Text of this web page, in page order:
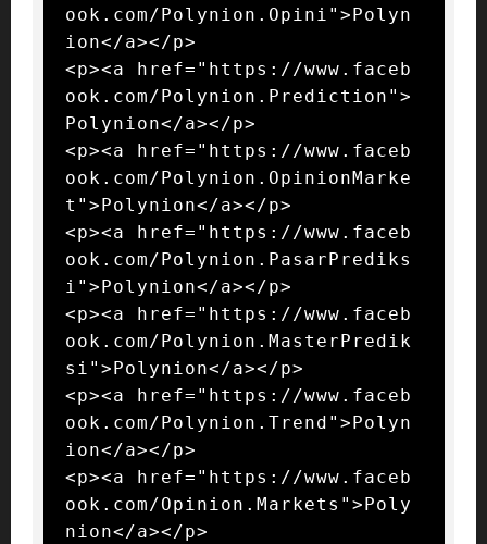
ook.com/Polynion.Opini">Polyn
ion</a></p>
<p><a href="https://www.faceb
ook.com/Polynion.Prediction">
Polynion</a></p>
<p><a href="https://www.faceb
ook.com/Polynion.OpinionMarke
t">Polynion</a></p>
<p><a href="https://www.faceb
ook.com/Polynion.PasarPrediks
i">Polynion</a></p>
<p><a href="https://www.faceb
ook.com/Polynion.MasterPredik
si">Polynion</a></p>
<p><a href="https://www.faceb
ook.com/Polynion.Trend">Polyn
ion</a></p>
<p><a href="https://www.faceb
ook.com/Opinion.Markets">Poly
nion</a></p>